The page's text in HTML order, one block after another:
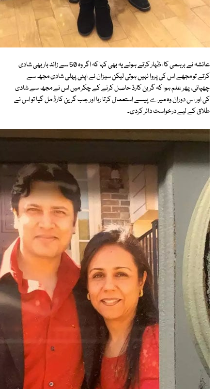
عائشہ نے برہمی کا اظہار کرتے ہوئے یہ بھی کہا کہ اگر وہ 50 سے زائد بار بھی شادی
کرتے تو مجھے اس کی پروا نہیں ہوتی لیکن سیزان نے اپنی پہلی شادی مجھ سے
چھپائی، پھر علم ہوا کہ گرین کارڈ حاصل کرنے کے چکر میں اس نے مجھ سے شادی
کی اور اس دوران وہ میرے پیسے استعمال کرتا رہا اور جب گرین کارڈ مل گیا تو اس نے
طلاق کے لیے درخواست دائر کردی۔